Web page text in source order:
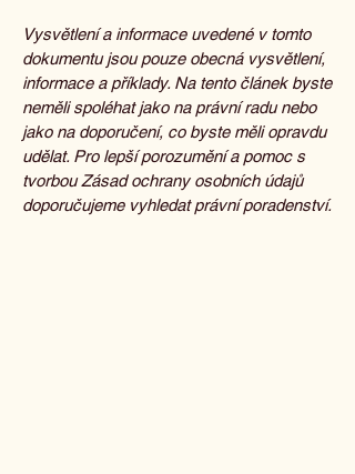
Vysvětlení a informace uvedené v tomto
dokumentu jsou pouze obecná vysvětlení,
informace a příklady. Na tento článek byste
neměli spoléhat jako na právní radu nebo
jako na doporučení, co byste měli opravdu
udělat. Pro lepší porozumění a pomoc s
tvorbou Zásad ochrany osobních údajů
doporučujeme vyhledat právní poradenství.